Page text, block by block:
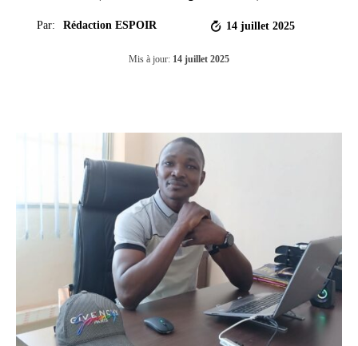
Par: Rédaction ESPOIR 14 juillet 2025
Mis à jour: 14 juillet 2025